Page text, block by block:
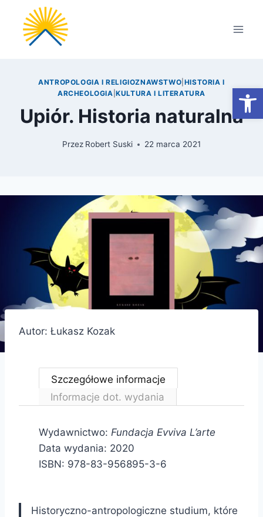
Przejdź
treści
ANTROPOLOGIA I RELIGIOZNAWSTWO HISTORIA I
ARCHEOLOGIA |KULTURA I LITERATURA
Upiór. Historia naturalna
Przez Robert Suski 22 marca 2021
Autor: Łukasz Kozak
Szczegółowe informacje
Informacje dot. wydania
Wydawnictwo: Fundacja Evviva L’arte
Data wydania: 2020
ISBN: 978-83-956895-3-6
Historyczno-antropologiczne studium, które